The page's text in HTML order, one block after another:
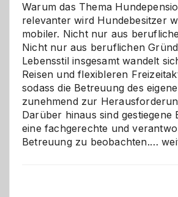
Warum das Thema
relevanter wird Hundebesitzer
mobiler. Nicht nur aus
Nicht nur aus beruflichen
Lebensstil insgesamt wandelt
Reisen und flexibleren
sodass die Betreuung des
zunehmend zur
Darüber hinaus sind gestiegene
eine fachgerechte und
Betreuung zu beobachten.…